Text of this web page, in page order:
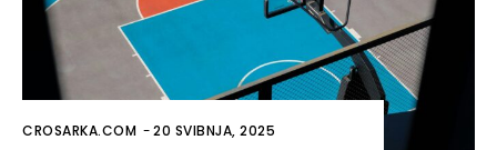
CROSARKA.COM -20 SVIBNJA, 2025